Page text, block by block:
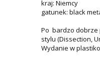
kraj: Niemcy
gatunek: black
Po bardzo dobrze
stylu (Dissection,
Wydanie w